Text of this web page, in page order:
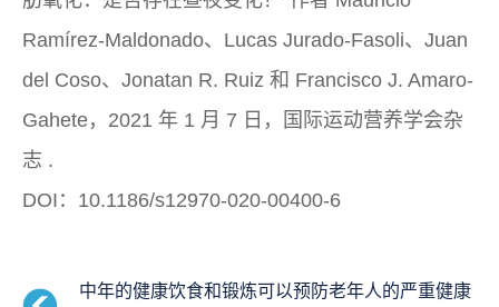
Ramírez-Maldonado、Lucas Jurado-Fasoli、Juan
del Coso、Jonatan R. Ruiz 和 Francisco J. Amaro-
Gahete，2021 年 1 月 7 日，
国际运动营养学会杂
志 .
DOI：10.1186/s12970-020-00400-6
中年的健康饮食和锻炼可以预防老年人的严重健康